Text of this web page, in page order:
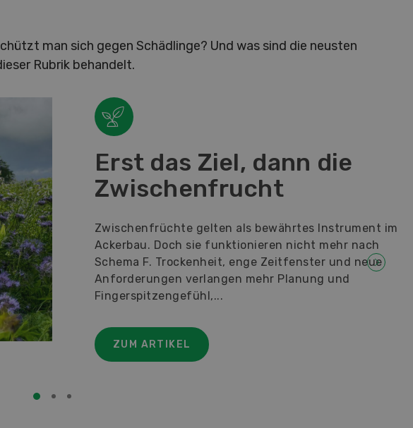
man sich gegen Schädlinge? Und was sind die neusten
Rubrik behandelt.
Erst das Ziel, dann die
Zwischenfrucht
Zwischenfrüchte gelten als bewährtes Instrument im
Ackerbau. Doch sie funktionieren nicht mehr nach
Schema F. Trockenheit, enge Zeitfenster und neue
Anforderungen verlangen mehr Planung und
Fingerspitzengefühl,...
ZUM ARTIKEL